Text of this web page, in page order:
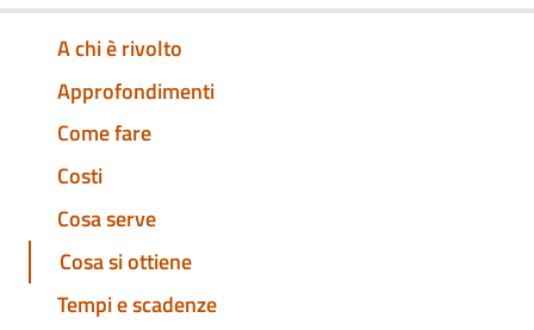
A chi è rivolto
Approfondimenti
Come fare
Costi
Cosa serve
Cosa si ottiene
Tempi e scadenze